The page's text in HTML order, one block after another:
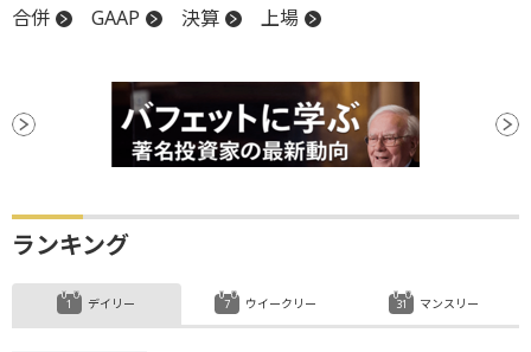
合併
GAAP 決算 上場
ランキング
デイリー ウイークリー マンスリー